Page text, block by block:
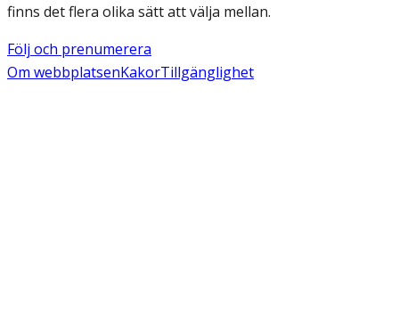
finns det flera olika sätt att välja mellan.
Följ och prenumerera
Om webbplatsenKakorTillgänglighet